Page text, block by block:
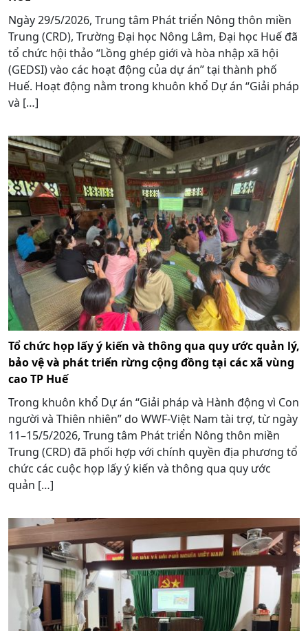
Ngày 29/5/2026, Trung tâm Phát triển Nông thôn miền
Trung (CRD), Trường Đại học Nông Lâm, Đại học Huế đã
tổ chức hội thảo “Lồng ghép giới và hòa nhập xã hội
(GEDSI) vào các hoạt động của dự án” tại thành phố
Huế. Hoạt động nằm trong khuôn khổ Dự án “Giải pháp
và […]
Tổ chức họp lấy ý kiến và thông qua quy ước quản lý,
bảo vệ và phát triển rừng cộng đồng tại các xã vùng
cao TP Huế
Trong khuôn khổ Dự án “Giải pháp và Hành động vì Con
người và Thiên nhiên” do WWF-Việt Nam tài trợ, từ ngày
11–15/5/2026, Trung tâm Phát triển Nông thôn miền
Trung (CRD) đã phối hợp với chính quyền địa phương tổ
chức các cuộc họp lấy ý kiến và thông qua quy ước
quản […]